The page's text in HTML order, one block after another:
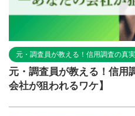
元・調査員が教える！信用調査の真実
元・調査員が教える！信用
会社が狙われるワケ】